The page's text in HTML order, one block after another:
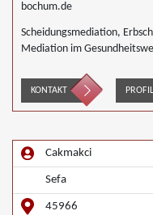
bochum.de
Scheidungsmediation,
Mediation im
KONTAKT PROFIL
Cakmakci
Sefa
45966